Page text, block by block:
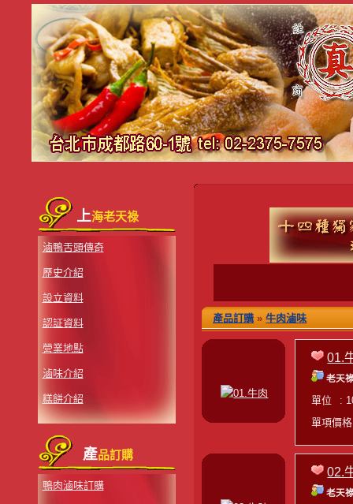
上海老天祿
滷鴨舌頭傳奇
歷史介紹
設立資料
認証資料
營業地點
滷味介紹
糕餅介紹
產品訂購
鴨肉滷味訂購
產品訂購 »牛肉滷味
01.
老天
單位
:
單項價
02.
老天